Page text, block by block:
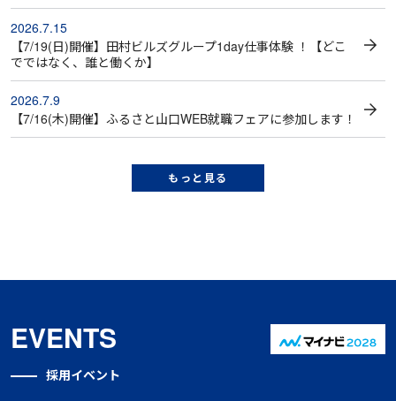
2026.7.15
【7/19(日)開催】田村ビルズグループ1day仕事体験 ！【どこ
でではなく、誰と働くか】
2026.7.9
【7/16(木)開催】ふるさと山口WEB就職フェアに参加します！
もっと見る
EVENTS
採用イベント